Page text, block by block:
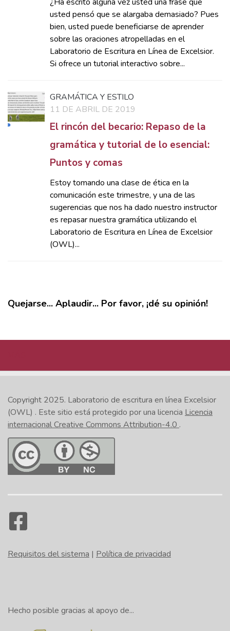
usted pensó que se alargaba demasiado? Pues
bien, usted puede beneficiarse de aprender
sobre las oraciones atropelladas en el
Laboratorio de Escritura en Línea de Excelsior.
Si ofrece un tutorial interactivo sobre...
GRAMÁTICA Y ESTILO
11 DE ABRIL DE 2019
El rincón del becario: Repaso de la
gramática y tutorial de lo esencial:
Puntos y comas
Estoy tomando una clase de ética en la
comunicación este trimestre, y una de las
sugerencias que nos ha dado nuestro instructor
es repasar nuestra gramática utilizando el
Laboratorio de Escritura en Línea de Excelsior
(OWL)...
Quejarse... Aplaudir... Por favor, ¡dé su opinión!
Copyright 2025. Laboratorio de escritura en línea Excelsior
(OWL) . Este sitio está protegido por una licencia Licencia
internacional Creative Commons Attribution-4.0 .
Requisitos del sistema | Política de privacidad
Hecho posible gracias al apoyo de...